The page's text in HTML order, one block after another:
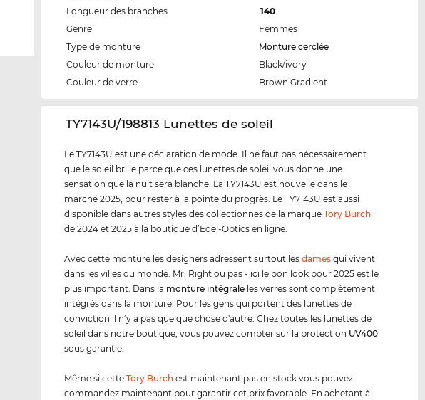
Longueur des branches
140
Genre
Femmes
Type de monture
Monture cerclée
Couleur de monture
Black/ivory
Couleur de verre
Brown Gradient
‌TY7143U/198813 Lunettes de soleil
Le TY7143U est une déclaration de mode. Il ne faut pas nécessairement
que le soleil brille parce que ces lunettes de soleil vous donne une
sensation que la nuit sera blanche. La TY7143U est nouvelle dans le
marché 2025, pour rester à la pointe du progrès. Le TY7143U est aussi
disponible dans autres styles des collectionnes de la marqueTory Burch
de 2024 et 2025 à la boutique d’Edel-Optics en ligne.
Avec cette monture les designers adressent surtout lesdames qui vivent
dans les villes du monde. Mr. Right ou pas - ici le bon look pour 2025 est le
plus important. Dans la monture intégrale les verres sont complètement
intégrés dans la monture. Pour les gens qui portent des lunettes de
conviction il n’y a pas quelque chose d'autre. Chez toutes les lunettes de
soleil dans notre boutique, vous pouvez compter sur la protection UV400
sous garantie.
Même si cetteTory Burch est maintenant pas en stock vous pouvez
commandez maintenant pour garantir cet prix favorable. En achetant à